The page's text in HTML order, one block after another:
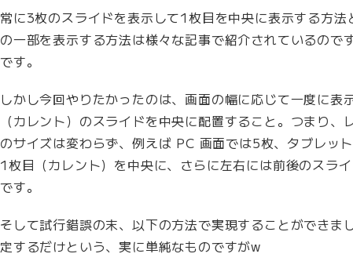
ト
で
P
P
を
使
う
”
の
常に3枚のスライドを表示して1枚目を中央に表示する方
の一部を表示する方法は様々な記事で紹介されているの
です。
しかし今回やりたかったのは、画面の幅に応じて一度に
（カレント）のスライドを中央に配置すること。つまり
のサイズは変わらず、例えば PC 画面では5枚、タブレッ
1枚目（カレント）を中央に、さらに左右には前後のスラ
です。
そして試行錯誤の末、以下の方法で実現することができ
定するだけという、実に単純なものですがw